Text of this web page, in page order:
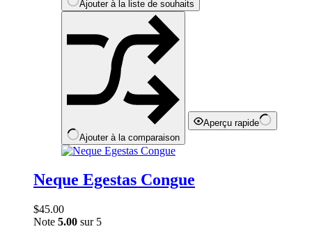
Ajouter à la liste de souhaits
Ajouter à la comparaison
Aperçu rapide
Neque Egestas Congue
$45.00
Note 5.00 sur 5